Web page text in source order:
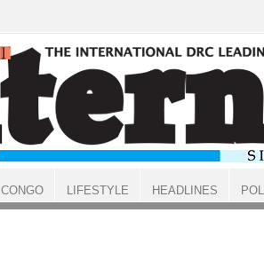
CONGO LIFESTYLE HEADLINES